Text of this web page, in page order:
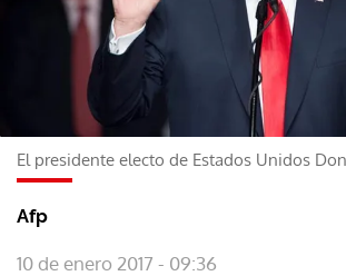
El presidente electo de Estados Unidos
Afp
10 de enero 2017 - 09:36